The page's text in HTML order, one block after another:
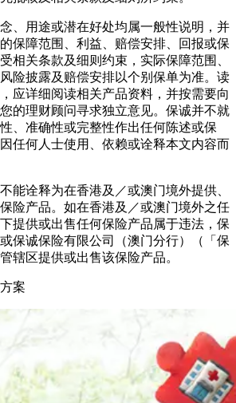
、用途或潜在好处均属一般性说明，并
保障范围、利益、赔偿安排、回报或保
相关条款及细则约束，实际保障范围、
险披露及赔偿安排以个别保单为准。读
应详细阅读相关产品资料，并按需要向
的理财顾问寻求独立意见。保诚并不就
、准确性或完整性作出任何陈述或保
任何人士使用、依赖或诠释本文内容而
能诠释为在香港及／或澳门境外提供、
险产品。如在香港及／或澳门境外之任
提供或出售任何保险产品属于违法，保
保诚保险有限公司（澳门分行）（「保
辖区提供或出售该保险产品。
案